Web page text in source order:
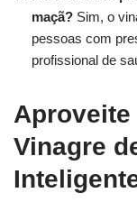
maçã? Sim, o
pessoas com
profissional de
Vinagre